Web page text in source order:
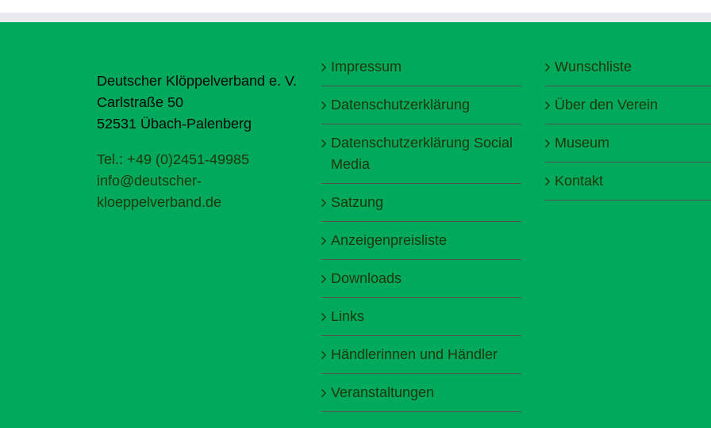
Deutscher Klöppelverband e. V.
Carlstraße 50
52531 Übach-Palenberg
Tel.: +49 (0)2451-49985
info@deutscher-
kloeppelverband.de
Impressum
Datenschutzerklärung
Datenschutzerklärung Social
Media
Satzung
Anzeigenpreisliste
Downloads
Links
Händlerinnen und Händler
Veranstaltungen
Wunschliste
Über den Verein
Museum
Kontakt